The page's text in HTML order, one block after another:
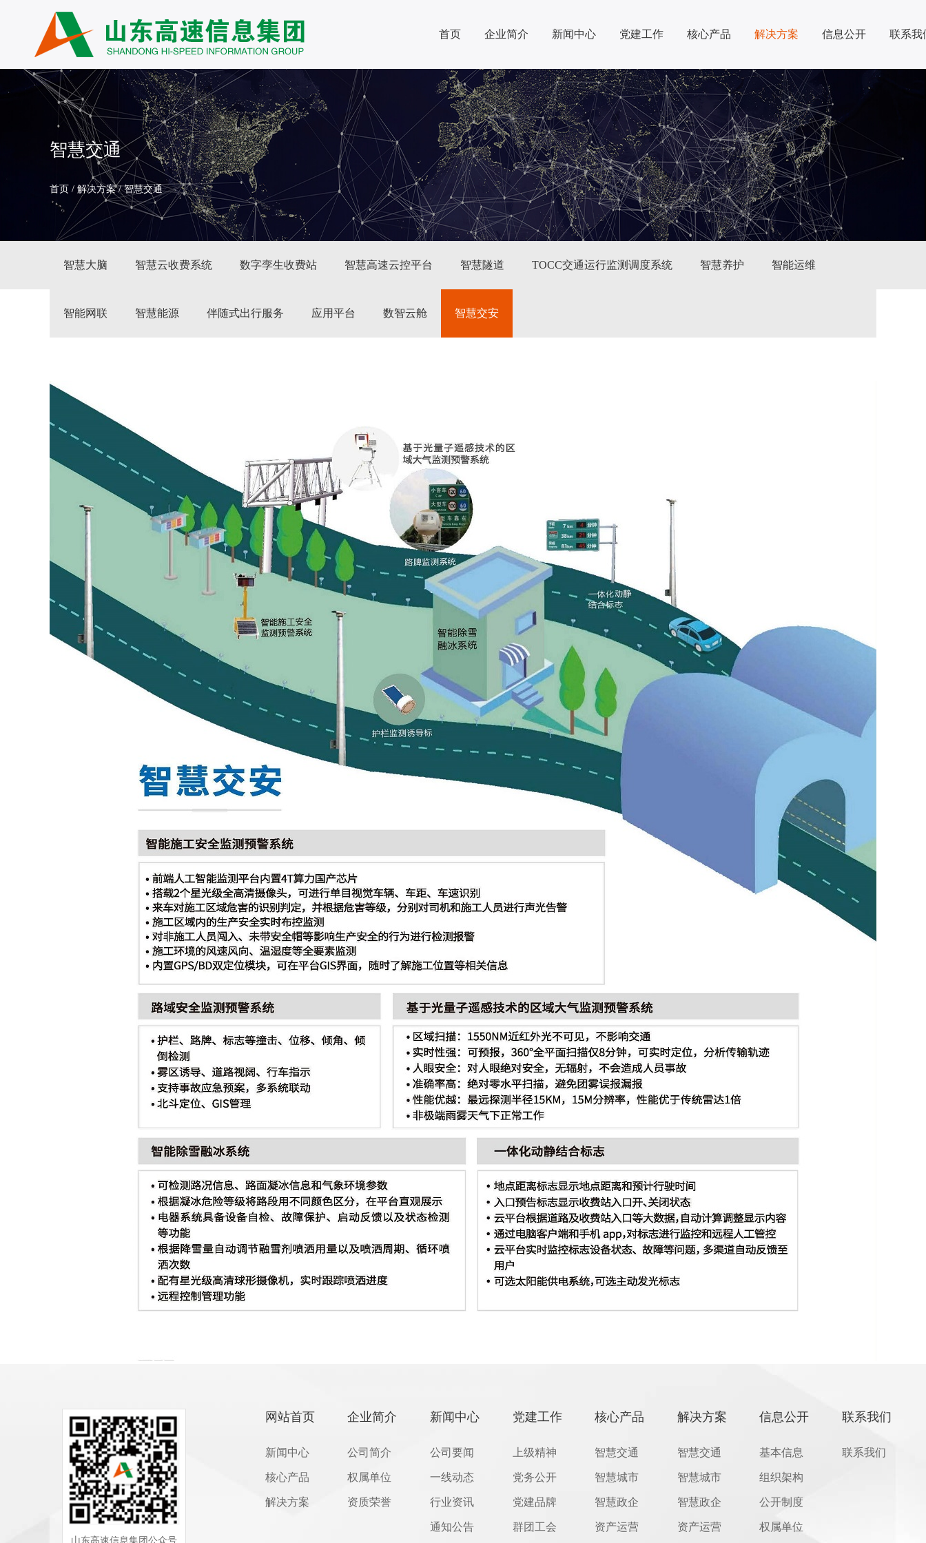
首页 企业简介 新闻中心 党建工作 核心产品 解决方案 信息公开 联系我
智慧交通
首页 / 解决方案/智慧交通
智慧大脑 智慧云收费系统 数字孪生收费站 智慧高速云控平台 智慧隧道 TOCC交通运行监测调度系统 智慧养护 智能运维
智能网联 智慧能源 伴随式出行服务 应用平台 数智云舱 智慧交安
山东高速信息集团公众号
网站首页
新闻中心
核心产品
解决方案
企业简介
公司简介
权属单位
资质荣誉
新闻中心
公司要闻
一线动态
行业资讯
通知公告
党建工作
上级精神
党务公开
党建品牌
群团工会
核心产品
智慧交通
智慧城市
智慧政企
资产运营
解决方案
智慧交通
智慧城市
智慧政企
资产运营
信息公开
基本信息
组织架构
公开制度
权属单位
联系我们
联系我们